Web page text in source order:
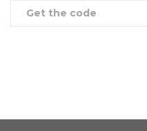
Get the code